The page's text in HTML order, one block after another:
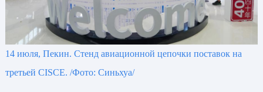
14 июля, Пекин. Стенд авиационной цепочки поставок на
третьей CISCE. /Фото: Синьхуа/